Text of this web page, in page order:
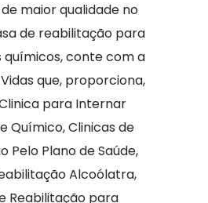
maior qualidade no
de reabilitação para
conte com a
que, proporciona,
para Internar
Químico, Clinicas de
Pelo Plano de Saúde,
Alcoólatra,
Reabilitação para